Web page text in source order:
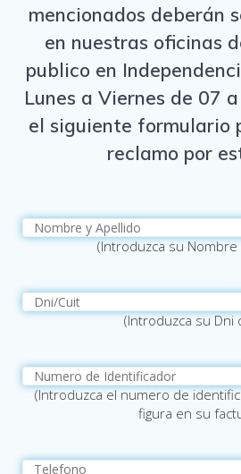
mencionados deberán
en nuestras oficinas
publico en
Lunes a Viernes de 07
el siguiente formulario
reclamo por
(Introduzca su Nombre
(Introduzca su Dni
(Introduzca el numero de
figura en su